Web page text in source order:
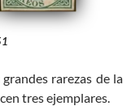
rarezas de la
tres ejemplares.